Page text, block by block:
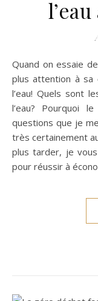
Quand on essaie de mieux consommer, on fait forcément
plus attention à sa
l’eau! Quels sont
l’eau? Pourquoi
questions que je
très certainement
plus tarder, je
pour réussir à